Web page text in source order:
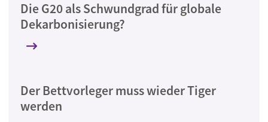
Die G20 als Schwundgrad für globale
Dekarbonisierung?
Der Bettvorleger muss wieder Tiger
werden